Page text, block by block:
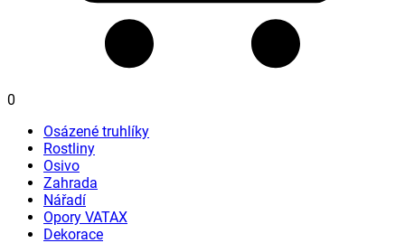
0
Osázené truhlíky
Rostliny
Osivo
Zahrada
Nářadí
Opory VATAX
Dekorace